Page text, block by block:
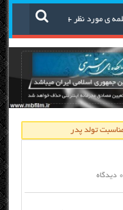
تولد پدر
0 دیدگاه